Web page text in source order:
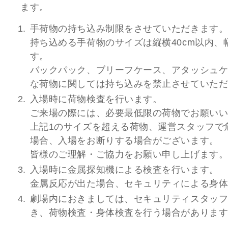
ます。
手荷物の持ち込み制限をさせていただきます。
持ち込める手荷物のサイズは縦横40cm以内
す。
バックパック、ブリーフケース、アタッシュ
な荷物に関しては持ち込みを禁止させていた
入場時に荷物検査を行います。
ご来場の際には、必要最低限の荷物でお願い
上記1のサイズを超える荷物、運営スタッフ
場合、入場をお断りする場合がございます。
皆様のご理解・ご協力をお願い申し上げます。
入場時に金属探知機による検査を行います。
金属反応が出た場合、セキュリティによる身
劇場内におきましては、セキュリティスタッ
き、荷物検査・身体検査を行う場合がありま